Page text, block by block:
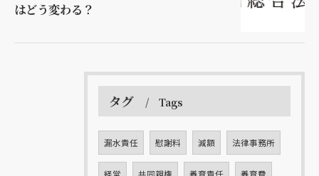
はどう変わる？
タグ Tags
漏水責任 慰謝料 減額 法律事務所